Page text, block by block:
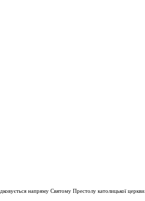
напряму Святому Престолу католицької церкви.